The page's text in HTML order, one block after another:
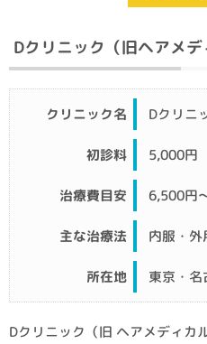
Dクリニック（旧ヘアメ
クリニック名 Dクリニ
初診料 5,000円
治療費目安 6,500円
主な治療法 内服・外
所在地 東京・
Dクリニック（旧 ヘアメディカ